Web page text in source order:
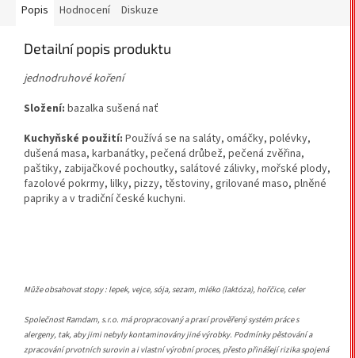
Popis Hodnocení Diskuze
Detailní popis produktu
jednodruhové koření
Složení: bazalka sušená nať
Kuchyňské použití: Používá se na saláty, omáčky, polévky,
dušená masa, karbanátky, pečená drůbež, pečená zvěřina,
paštiky, zabijačkové pochoutky, salátové zálivky, mořské plody,
fazolové pokrmy, lilky, pizzy, těstoviny, grilované maso, plněné
papriky a v tradiční české kuchyni.
Může obsahovat stopy : lepek, vejce, sója, sezam, mléko (laktóza), hořčice, celer
Společnost Ramdam, s.r.o. má propracovaný a praxí prověřený systém práce s
alergeny, tak, aby jimi nebyly kontaminovány jiné výrobky. Podmínky pěstování a
zpracování prvotních surovin a i vlastní výrobní proces, přesto přinášejí rizika spojená